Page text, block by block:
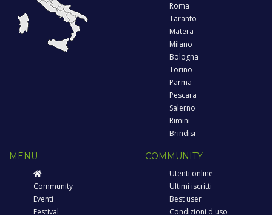
Roma
Taranto
Matera
Milano
Bologna
Torino
Parma
Pescara
Salerno
Rimini
Brindisi
MENU
Community
Eventi
Festival
COMMUNITY
Utenti online
Ultimi iscritti
Best user
Condizioni d'uso